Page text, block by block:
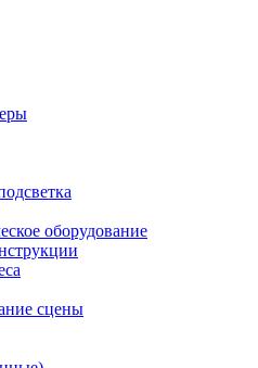
оборудование
сцены